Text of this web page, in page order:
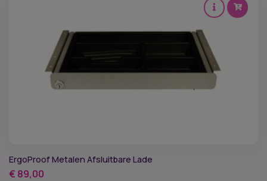
ErgoProof Metalen Afsluitbare Lade
€ 89,00